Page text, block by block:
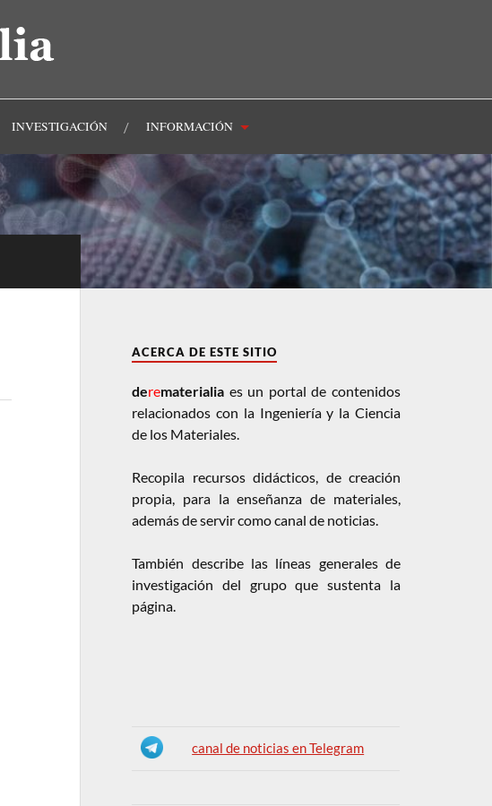
INVESTIGACIÓN INFORMACIÓN
ACERCA DE ESTE SITIO
derematerialia es un portal de contenidos
relacionados con la Ingeniería y la Ciencia
de los Materiales.
Recopila recursos didácticos, de creación
propia, para la enseñanza de materiales,
además de servir como canal de noticias.
También describe las líneas generales de
investigación del grupo que sustenta la
página.
canal de noticias en Telegram